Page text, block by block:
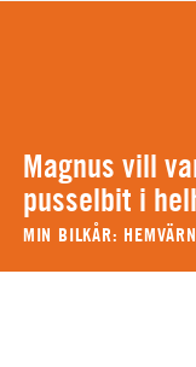
Magnus vill
pusselbit i
MIN BILKÅR: